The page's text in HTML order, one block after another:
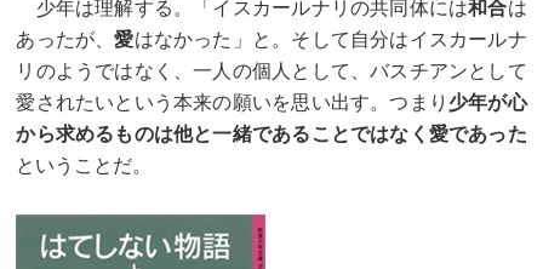
少年は理解する。「イスカールナリの共同体には和合は
あったが、愛はなかった」と。そして自分はイスカールナ
リのようではなく、一人の個人として、バスチアンとして
愛されたいという本来の願いを思い出す。つまり 少年が心
から求めるものは他と一緒であることではなく愛であった
ということだ。